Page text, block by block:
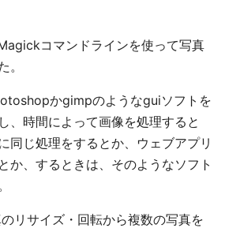
コマンドラインを使って写真
。
かgimpのようなguiソフトを
、時間によって画像を処理すると
同じ処理をするとか、ウェブアプリ
か、するときは、そのようなソフト
リサイズ・回転から複数の写真を